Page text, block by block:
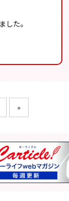
した。
»